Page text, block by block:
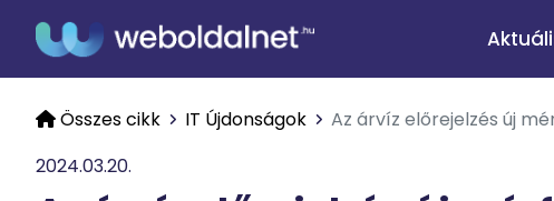
Összes cikk IT Újdonságok
Az árvíz előrejelzés új
2024.03.20.